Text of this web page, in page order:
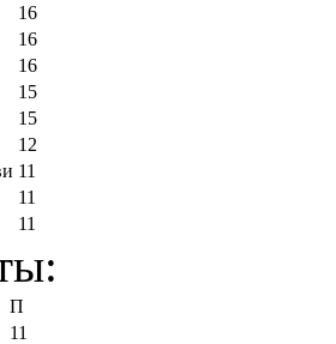
16
16
16
15
15
12
11
11
11
П
11